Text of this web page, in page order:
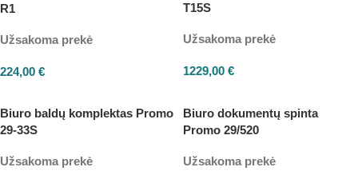
R1
Užsakoma prekė
224,00 €
T15S
Užsakoma prekė
1229,00 €
Biuro baldų komplektas Promo
29-33S
Užsakoma prekė
Biuro dokumentų spinta
Promo 29/520
Užsakoma prekė